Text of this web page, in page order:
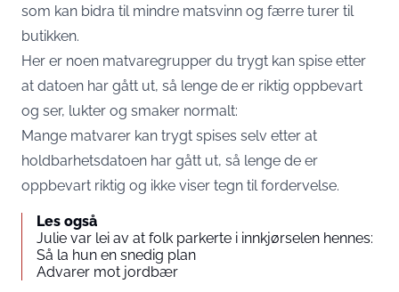
som kan bidra til mindre matsvinn og færre turer til
butikken.
Her er noen matvaregrupper du trygt kan spise etter
at datoen har gått ut, så lenge de er riktig oppbevart
og ser, lukter og smaker normalt:
Mange matvarer kan trygt spises selv etter at
holdbarhetsdatoen har gått ut, så lenge de er
oppbevart riktig og ikke viser tegn til fordervelse.
Les også
Julie var lei av at folk parkerte i innkjørselen hennes:
Så la hun en snedig plan
Advarer mot jordbær